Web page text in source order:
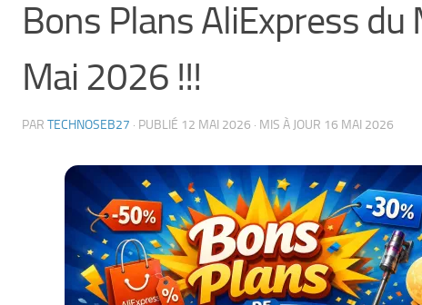
Bons Plans AliExpress du
Mai 2026 !!!
PAR TECHNOSEB27 · PUBLIÉ 12 MAI 2026 · MIS À JOUR 16 MAI 2026